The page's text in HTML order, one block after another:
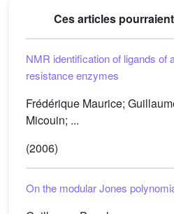
Ces articles
NMR identification of ligands of
resistance enzymes
Frédérique Maurice;
Micouin; ...
(2006)
On the modular Jones